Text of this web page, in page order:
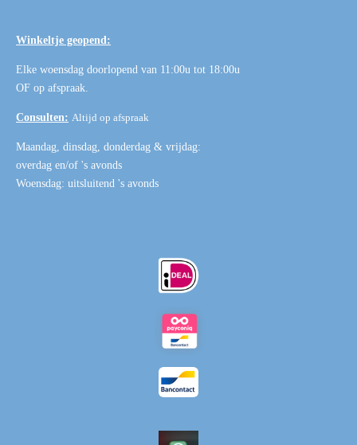
Winkeltje geopend:
Elke woensdag doorlopend van 11:00u tot 18:00u
OF op afspraak.
Consulten: Altijd op afspraak
Maandag, dinsdag, donderdag & vrijdag:
overdag en/of 's avonds
Woensdag: uitsluitend 's avonds